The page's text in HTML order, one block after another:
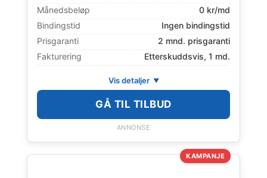
Månedsbeløp
0 kr/md
Bindingstid
Ingen bindingstid
Prisgaranti
2 mnd. prisgaranti
Fakturering
Etterskuddsvis, 1 md.
Vis detaljer
GÅ TIL TILBUD
ANNONSE
KAMPANJE